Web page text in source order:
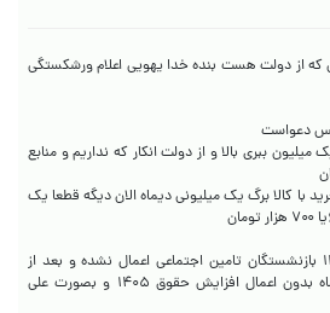
که از دولت هست بنده خدا یهویی اعلام ورشکستگی
اصرار که باید ۵۰۰ تا یک میلیون ببری بالا و از دولت انکار که نداریم و منابع
با کالا برگ یک میلیونی دیماه الان دیگه قطعا یک
هنوز مصوبه افزایش حقوق۱۴۰۵ بازنشستگان تامین اجتماعی اعمال نشده و بعد از
یکماه تاخیر حقوق اردیبهشت ماه بدون اعمال افزایش حقوق ۱۴۰۵ و بصورت علی